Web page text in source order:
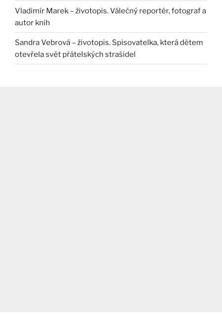
Vladimír Marek – životopis. Válečný reportér, fotograf a
autor knih
Sandra Vebrová – životopis. Spisovatelka, která dětem
otevřela svět přátelských strašidel